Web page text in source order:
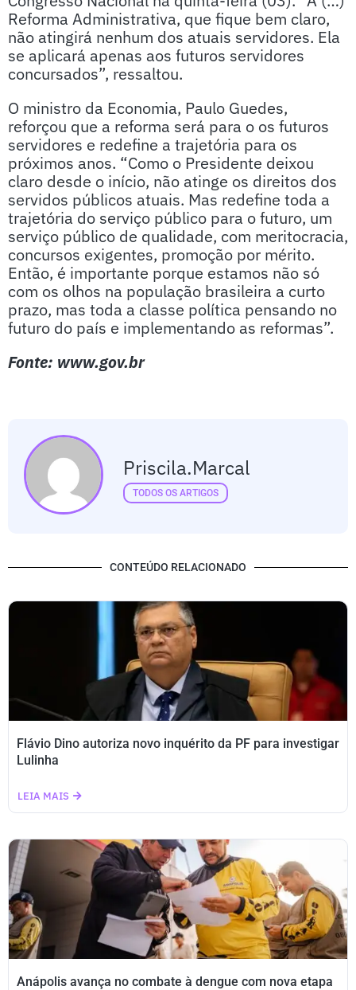
Reforma Administrativa, que fique bem claro,
não atingirá nenhum dos atuais servidores. Ela
se aplicará apenas aos futuros servidores
concursados”, ressaltou.
O ministro da Economia, Paulo Guedes,
reforçou que a reforma será para o os futuros
servidores e redefine a trajetória para os
próximos anos. “Como o Presidente deixou
claro desde o início, não atinge os direitos dos
servidos públicos atuais. Mas redefine toda a
trajetória do serviço público para o futuro, um
serviço público de qualidade, com meritocracia,
concursos exigentes, promoção por mérito.
Então, é importante porque estamos não só
com os olhos na população brasileira a curto
prazo, mas toda a classe política pensando no
futuro do país e implementando as reformas”.
Fonte: www.gov.br
Priscila.marcal
TODOS OS ARTIGOS
CONTEÚDO RELACIONADO
Flávio Dino autoriza novo inquérito da PF para investigar
Lulinha
LEIA MAIS
Anápolis avança no combate à dengue com nova etapa